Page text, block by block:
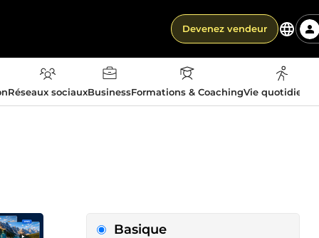
Devenez vendeur
Réseaux sociauxBusinessFormations & CoachingVie
Basique